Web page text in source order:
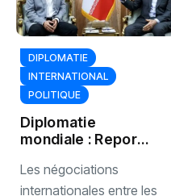
DIPLOMATIE
INTERNATIONAL
POLITIQUE
Diplomatie
mondiale : Report
entre Washington
et Téhéran
Les négociations
internationales entre les